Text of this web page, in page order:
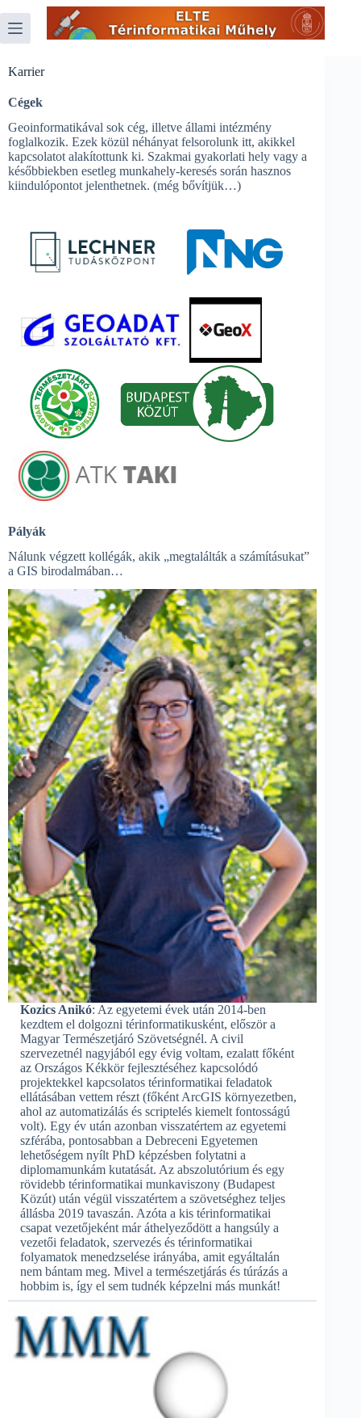
to
content
Karrier
Cégek
Geoinformatikával sok cég, illetve állami intézmény
foglalkozik. Ezek közül néhányat felsorolunk itt, akikkel
kapcsolatot alakítottunk ki. Szakmai gyakorlati hely vagy a
későbbiekben esetleg munkahely-keresés során hasznos
kiindulópontot jelenthetnek. (még bővítjük…)
Pályák
Nálunk végzett kollégák, akik „megtalálták a számításukat”
a GIS birodalmában…
Kozics Anikó: Az egyetemi évek után 2014-ben
kezdtem el dolgozni térinformatikusként, először a
Magyar Természetjáró Szövetségnél. A civil
szervezetnél nagyjából egy évig voltam, ezalatt főként
az Országos Kékkör fejlesztéséhez kapcsolódó
projektekkel kapcsolatos térinformatikai feladatok
ellátásában vettem részt (főként ArcGIS környezetben,
ahol az automatizálás és scriptelés kiemelt fontosságú
volt). Egy év után azonban visszatértem az egyetemi
szférába, pontosabban a Debreceni Egyetemen
lehetőségem nyílt PhD képzésben folytatni a
diplomamunkám kutatását. Az abszolutórium és egy
rövidebb térinformatikai munkaviszony (Budapest
Közút) után végül visszatértem a szövetséghez teljes
állásba 2019 tavaszán. Azóta a kis térinformatikai
csapat vezetőjeként már áthelyeződött a hangsúly a
vezetői feladatok, szervezés és térinformatikai
folyamatok menedzselése irányába, amit egyáltalán
nem bántam meg. Mivel a természetjárás és túrázás a
hobbim is, így el sem tudnék képzelni más munkát!